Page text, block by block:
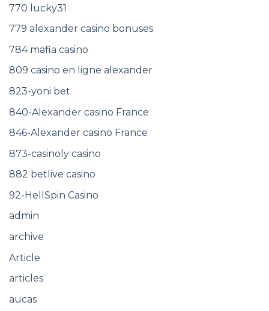
770 lucky31
779 alexander casino bonuses
784 mafia casino
809 casino en ligne alexander
823-yoni bet
840-Alexander casino France
846-Alexander casino France
873-casinoly casino
882 betlive casino
92-HellSpin Casino
admin
archive
Article
articles
aucas